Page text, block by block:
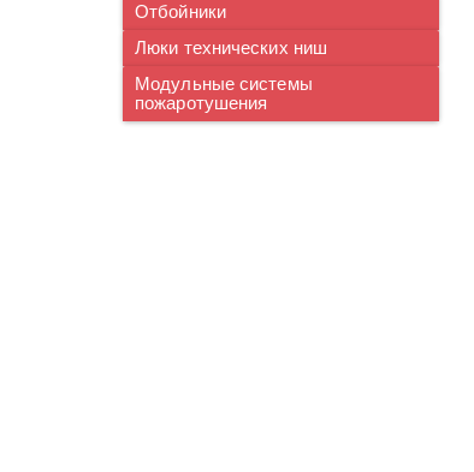
Отбойники
Люки технических ниш
Модульные системы
пожаротушения